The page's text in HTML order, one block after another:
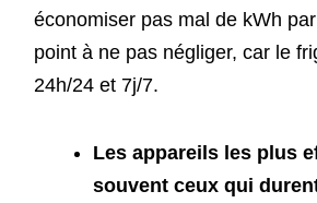
économiser pas mal de kWh par
point à ne pas négliger, car le
24h/24 et 7j/7.
Les appareils les plus
souvent ceux qui